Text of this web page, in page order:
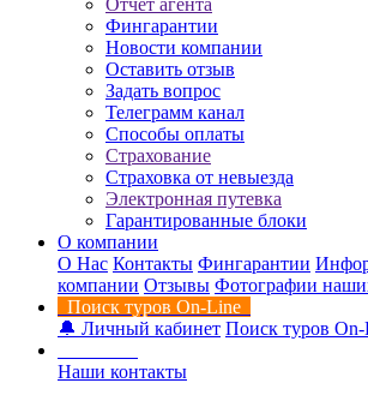
Отчет агента
Фингарантии
Новости компании
Оставить отзыв
Задать вопрос
Телеграмм канал
Способы оплаты
Страхование
Страховка от невыезда
Электронная путевка
Гарантированные блоки
О компании
О Нас Контакты Фингарантии
компании Отзывы Фотографии
Поиск туров On-Line
🔔 Личный кабинет Поиск туров
Наши контакты